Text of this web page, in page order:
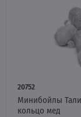
20752
Минибойлы
кольцо мед